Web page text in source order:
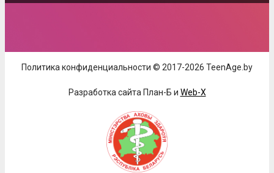
Политика конфиденциальности © 2017-2026 TeenAge.by
Разработка сайта План-Б и Web-X